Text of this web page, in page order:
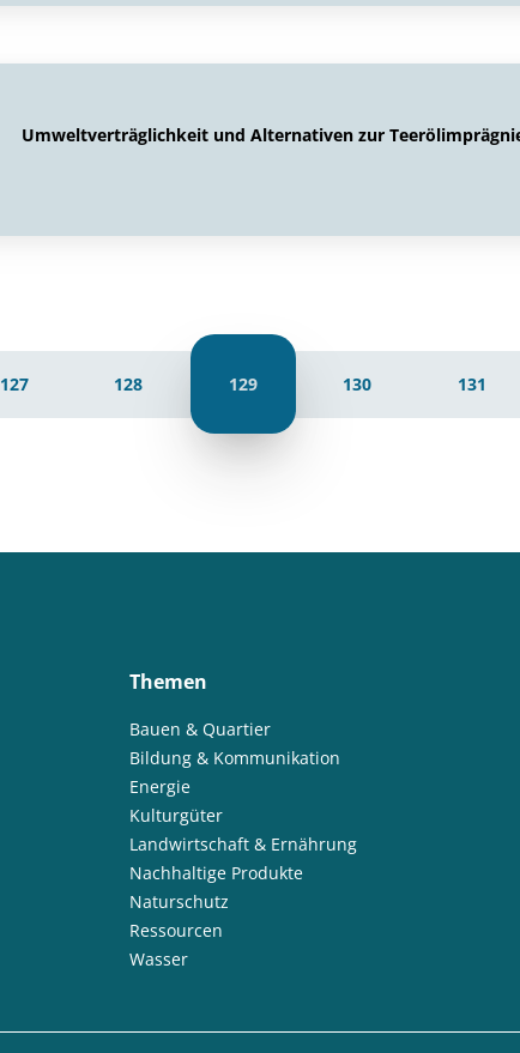
Umweltverträglichkeit und Alternativen zur
127 128 129 130 131
Themen
Bauen & Quartier
Bildung & Kommunikation
Energie
Kulturgüter
Landwirtschaft & Ernährung
Nachhaltige Produkte
Naturschutz
Ressourcen
Wasser